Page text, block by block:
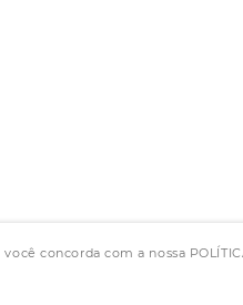
concorda com a nossa